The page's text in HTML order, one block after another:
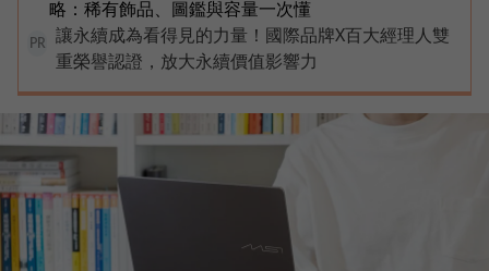
略：稀有飾品、圖鑑與容量一次懂
PR
讓永續成為看得見的力量！國際品牌X百大經理人雙
重榮譽認證，放大永續價值影響力